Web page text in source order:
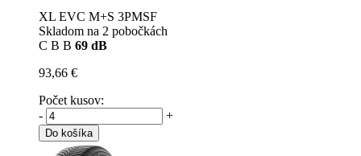
XL EVC M+S 3PMSF
Skladom na 2 pobočkách
C B B 69 dB
93,66 €
Počet kusov:
-
+
Do košíka